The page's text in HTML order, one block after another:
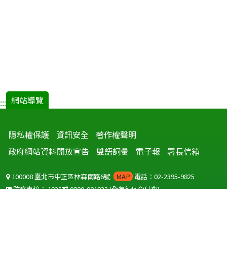
::: 網站導覽
隱私權保護 資訊安全 著作權聲明
政府網站資料開放宣告
雙語詞彙 電子報 署長信箱
100008 臺北市中正區林森南路6號 MAP 電話：02-2395-9825
防疫專線：1922或0800-001922(全年無休免付費)